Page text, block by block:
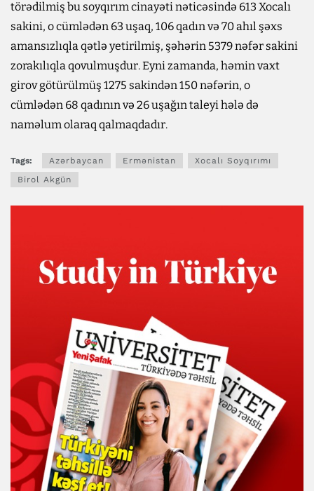
törədilmiş bu soyqırım cinayəti nəticəsində 613 Xocalı
sakini, o cümlədən 63 uşaq, 106 qadın və 70 ahıl şəxs
amansızlıqla qətlə yetirilmiş, şəhərin 5379 nəfər sakini
zorakılıqla qovulmuşdur. Eyni zamanda, həmin vaxt
girov götürülmüş 1275 sakindən 150 nəfərin, o
cümlədən 68 qadının və 26 uşağın taleyi hələ də
naməlum olaraq qalmaqdadır.
Tags: Azərbaycan Ermənistan
Xocalı Soyqırımı
Birol Akgün